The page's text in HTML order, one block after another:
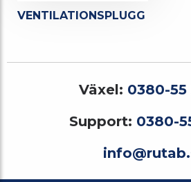
VENTILATIONSPLUGG
Växel: 0380-55
Support: 0380-